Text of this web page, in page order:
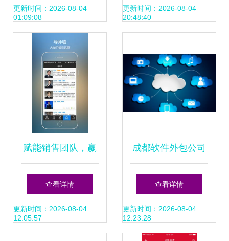
京软件销售的非典
型成长路径
更新时间：2026-08-04
01:09:08
软件定制开发外包
看指南
更新时间：2026-08-04
20:48:40
赋能销售团队，赢
在数字化转型——
销售大咖软件
查看详情
更新时间：2026-08-04
12:05:57
成都软件外包公司
解析与软件外包服
务指南
查看详情
更新时间：2026-08-04
12:23:28